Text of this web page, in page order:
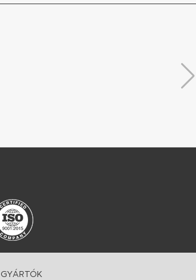
GYÁRTÓK